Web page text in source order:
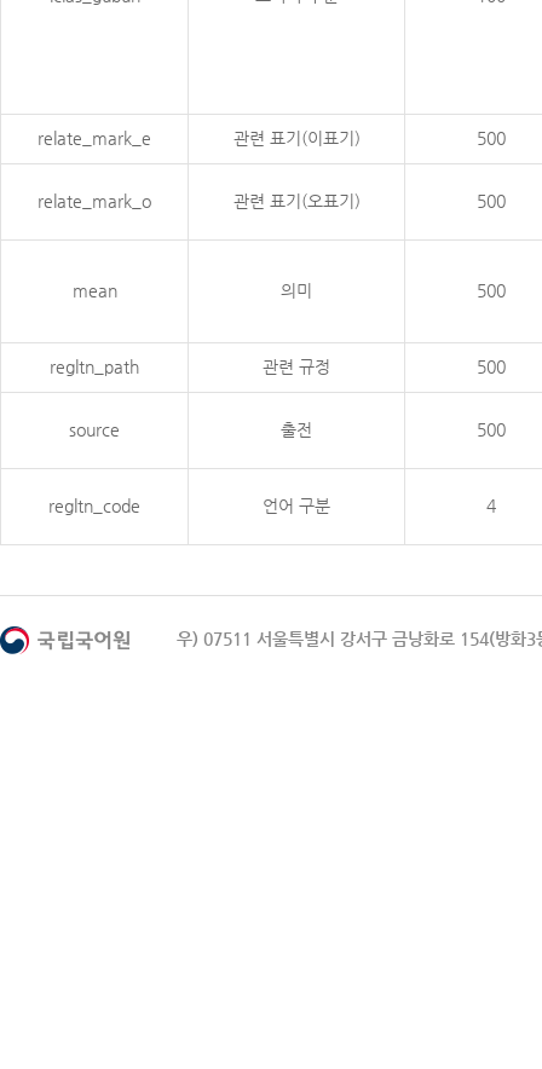
relate_mark_e 관련 표기(이표기) 500
relate_mark_o 관련 표기(오표기) 500
mean 의미 500
regltn_path 관련 규정 500
source 출전 500
regltn_code 언어 구분 4
우) 07511 서울특별시 강서구 금낭화로 154(방화3